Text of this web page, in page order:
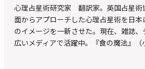
心理占星術研究家 翻訳家。英国占星術
面からアプローチした心理占星術を日
のイメージを一新させた。現在、雑誌
広いメディアで活躍中。『食の魔法』（